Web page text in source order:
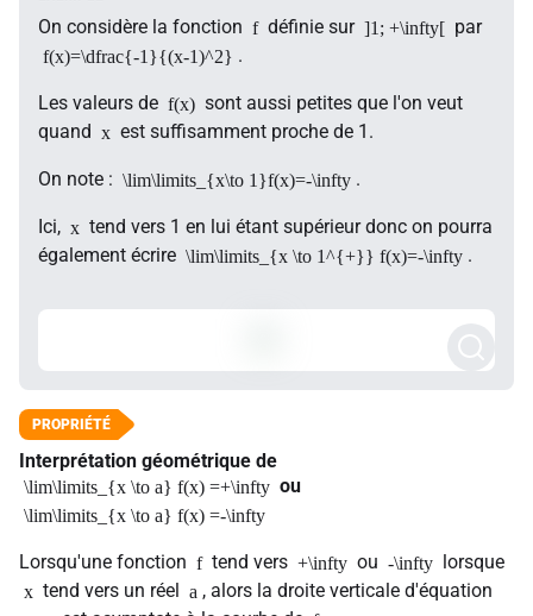
On considère la fonction f définie sur ]1; +\infty[ par
f(x)=\dfrac{-1}{(x-1)^2} .
Les valeurs de f(x) sont aussi petites que l'on veut
quand x est suffisamment proche de 1.
On note : \lim\limits_{x\to 1}f(x)=-\infty .
Ici, x tend vers 1 en lui étant supérieur donc on pourra
également écrire \lim\limits_{x \to 1^{+}} f(x)=-\infty .
Interprétation géométrique de
\lim\limits_{x \to a} f(x) =+\infty ou
\lim\limits_{x \to a} f(x) =-\infty
Lorsqu'une fonction f tend vers +\infty ou -\infty lorsque
x tend vers un réel a , alors la droite verticale d'équation